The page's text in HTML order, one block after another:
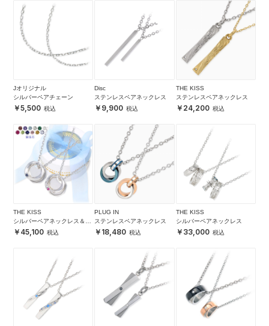
Jオリジナル
シルバーペアチェーン
5,500
Disc
ステンレスペアネックレス
9,900
THE KISS
ステンレスペアネックレス
24,200
THE KISS
シルバーペアネックレス＆シ
ルバープレートセット
45,100
PLUG IN
ステンレスペアネックレス
18,480
THE KISS
シルバーペアネックレス
33,000